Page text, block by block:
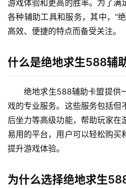
游戏体验和更高的胜率。为了满
各种辅助工具和服务，其中，“
高效、便捷的特点而备受关注。
什么是绝地求生588辅
绝地求生588辅助卡盟提供
戏的专业服务。这些服务包括但
后坐力等高级功能，帮助玩家在
易用的平台，用户可以轻松购买
提升游戏体验。
为什么选择绝地求生